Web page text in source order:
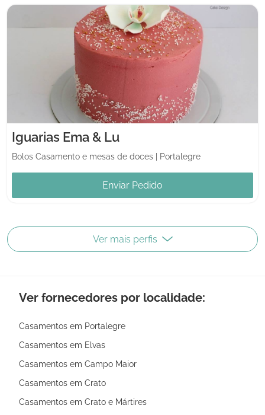
Iguarias Ema & Lu
Bolos Casamento e mesas de doces Portalegre
Enviar Pedido
Ver mais perfis
Ver fornecedores por localidade:
Casamentos em Portalegre
Casamentos em Elvas
Casamentos em Campo Maior
Casamentos em Crato
Casamentos em Crato e Mártires